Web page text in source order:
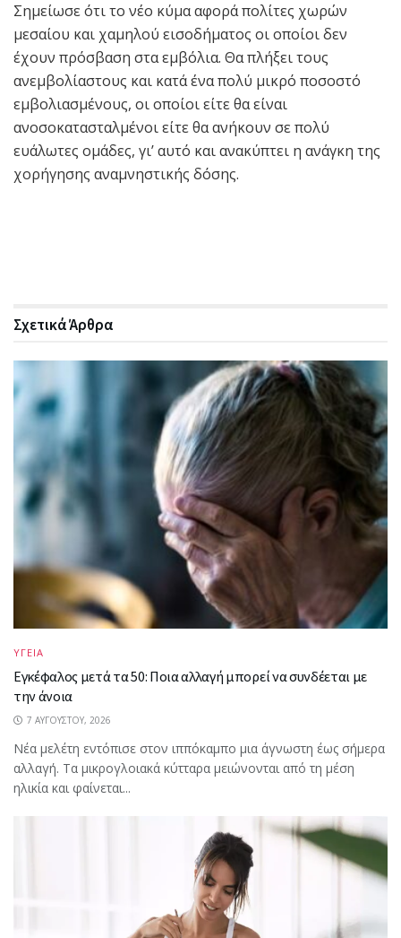
Σημείωσε ότι το νέο κύμα αφορά πολίτες χωρών
μεσαίου και χαμηλού εισοδήματος οι οποίοι δεν
έχουν πρόσβαση στα εμβόλια. Θα πλήξει τους
ανεμβολίαστους και κατά ένα πολύ μικρό ποσοστό
εμβολιασμένους, οι οποίοι είτε θα είναι
ανοσοκατασταλμένοι είτε θα ανήκουν σε πολύ
ευάλωτες ομάδες, γι’ αυτό και ανακύπτει η ανάγκη της
χορήγησης αναμνηστικής δόσης.
ΣχετικάΆρθρα
ΥΓΕΙΑ
Εγκέφαλος μετά τα 50: Ποια αλλαγή μπορεί να συνδέεται με
την άνοια
7 ΑΥΓΟΎΣΤΟΥ, 2026
Νέα μελέτη εντόπισε στον ιππόκαμπο μια άγνωστη έως σήμερα
αλλαγή. Τα μικρογλοιακά κύτταρα μειώνονται από τη μέση
ηλικία και φαίνεται...